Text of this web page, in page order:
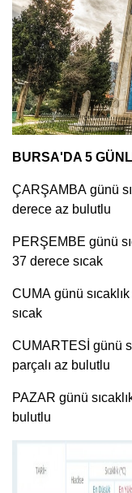
BURSA'DA 5
ÇARŞAMBA günü
derece az bulutlu
PERŞEMBE günü
37 derece sıcak
CUMA günü
sıcak
CUMARTESİ günü
parçalı az bulutlu
PAZAR günü
bulutlu